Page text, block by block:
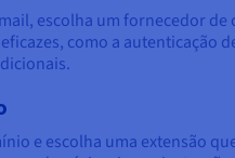
escolha um fornecedor
como a autenticação
e escolha uma extensão